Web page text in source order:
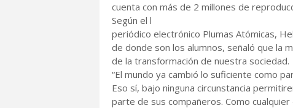
cuenta con más de 2 millones de
Según el l
periódico electrónico Plumas Atómicas,
de donde son los alumnos, señaló que la
de la transformación de nuestra sociedad.
“El mundo ya cambió lo suficiente como
Eso sí, bajo ninguna circunstancia
parte de sus compañeros. Como